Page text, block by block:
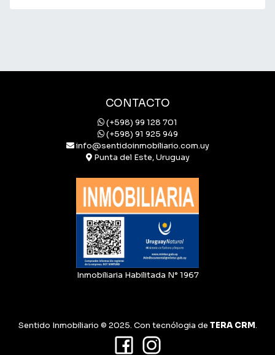
CONTACTO
(+598) 99 128 701
(+598) 91 925 949
info@sentidoinmobiliario.com.uy
Punta del Este, Uruguay
Inmobiliaria Habilitada N° 1967
Sentido Inmobiliario © 2025. Con tecnólogia de TERA CRM.